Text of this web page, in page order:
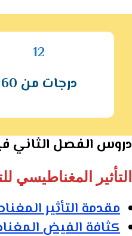
12
درجات من 60
دروس الفصل الثاني
التأثير المغناطيسي
مقدمة التأثير
كثافة الفيض